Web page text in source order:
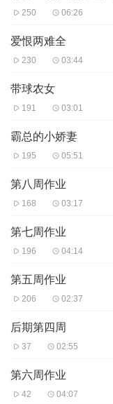
250 06:26
爱恨两难全
230 03:44
带球农女
191 03:01
霸总的小娇妻
195 05:51
第八周作业
168 03:17
第七周作业
196 04:14
第五周作业
206 02:37
后期第四周
37 02:55
第六周作业
42 04:07